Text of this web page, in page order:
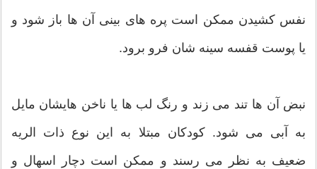
نفس کشیدن ممکن است پره های بینی آن ها باز شود و
یا پوست قفسه سینه شان فرو برود.
نبض آن ها تند می زند و رنگ لب ها یا ناخن هایشان مایل
به آبی می شود. کودکان مبتلا به این نوع ذات الریه
ضعیف به نظر می رسند و ممکن است دچار اسهال و